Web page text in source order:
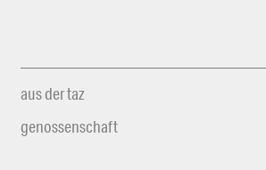
aus der taz
genossenschaft